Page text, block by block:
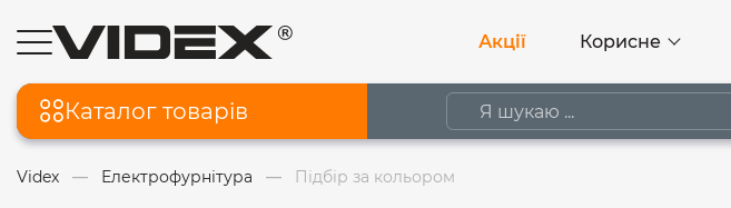
Акції Корисне
Каталог товарів
Videx Електрофурнітура Підбір за кольором